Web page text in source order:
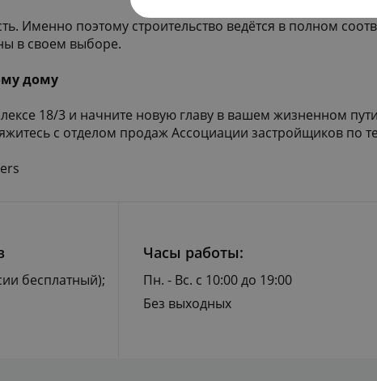
Именно поэтому строительство ведётся в полном
в своем выборе.
дому
18/3 и начните новую главу в вашем жизненном
с отделом продаж Ассоциации застройщиков по
бесплатный);
Часы работы:
Пн. - Вс. с 10:00 до 19:00
Без выходных